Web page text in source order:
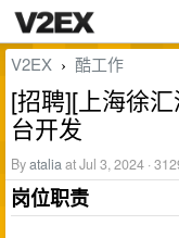
V2EX › 酷工作
[招聘][上海徐
台开发
Byataliaat Jul 3, 2024 ·
岗位职责